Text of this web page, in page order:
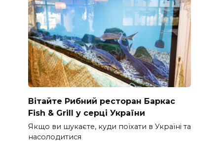
Вітайте Рибний ресторан Баркас
Fish & Grill у серці України
Якщо ви шукаєте, куди поїхати в Україні та
насолодитися